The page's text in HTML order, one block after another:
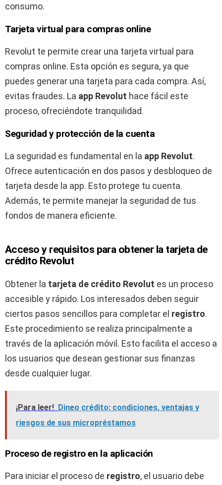
consumo.
Tarjeta virtual para compras online
Revolut te permite crear una tarjeta virtual para
compras online. Esta opción es segura, ya que
puedes generar una tarjeta para cada compra. Así,
evitas fraudes. La app Revolut hace fácil este
proceso, ofreciéndote tranquilidad.
Seguridad y protección de la cuenta
La seguridad es fundamental en la app Revolut.
Ofrece autenticación en dos pasos y desbloqueo de
tarjeta desde la app. Esto protege tu cuenta.
Además, te permite manejar la seguridad de tus
fondos de manera eficiente.
Acceso y requisitos para obtener la tarjeta de
crédito Revolut
Obtener la tarjeta de crédito Revolut es un proceso
accesible y rápido. Los interesados deben seguir
ciertos pasos sencillos para completar el registro.
Este procedimiento se realiza principalmente a
través de la aplicación móvil. Esto facilita el acceso a
los usuarios que desean gestionar sus finanzas
desde cualquier lugar.
¡Para leer! Dineo crédito: condiciones, ventajas y
riesgos de sus micropréstamos
Proceso de registro en la aplicación
Para iniciar el proceso de registro, el usuario debe